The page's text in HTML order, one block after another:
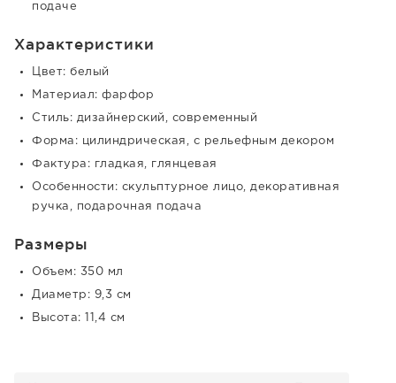
подаче
Характеристики
Цвет: белый
Материал: фарфор
Стиль: дизайнерский, современный
Форма: цилиндрическая, с рельефным декором
Фактура: гладкая, глянцевая
Особенности: скульптурное лицо, декоративная
ручка, подарочная подача
Размеры
Объем: 350 мл
Диаметр: 9,3 см
Высота: 11,4 см